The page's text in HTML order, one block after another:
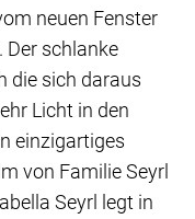
neuen Fenster
Der schlanke
die sich daraus
Licht in den
einzigartiges
von Familie Seyrl
Seyrl legt in